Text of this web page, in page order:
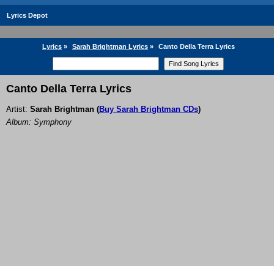
Lyrics Depot
Lyrics » Sarah Brightman Lyrics » Canto Della Terra Lyrics
Canto Della Terra Lyrics
Artist: Sarah Brightman (Buy Sarah Brightman CDs)
Album: Symphony